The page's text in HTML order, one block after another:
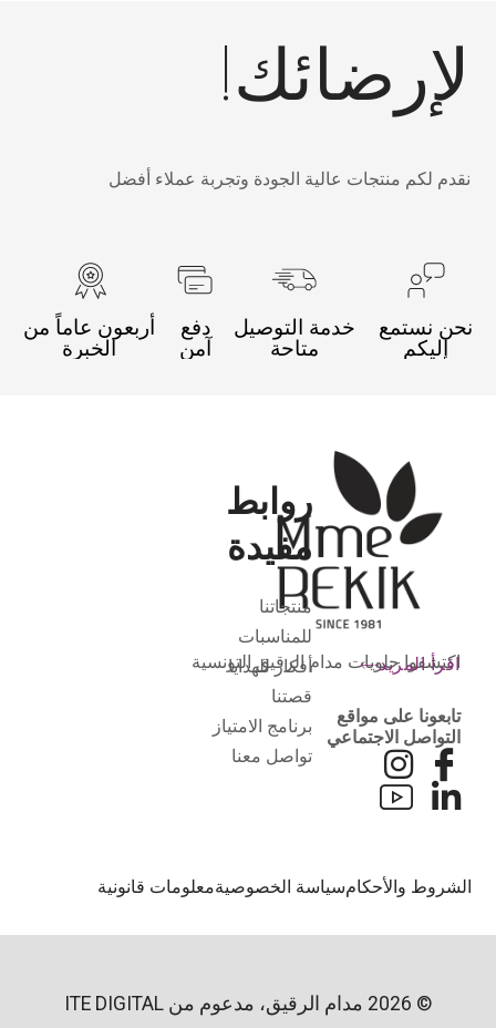
لكم منتجات عالية الجودة وتجربة عملاء أفضل
نستمع
إليكم
خدمة التوصيل
متاحة
دفع
آمن
أربعون عاماً من
الخبرة
اكتشفوا حلويات مدام الرقيق التونسية
اقرأ المزيد
تابعونا على مواقع
التواصل الاجتماعي
روابط
مفيدة
منتجاتنا
للمناسبات
أفكار للهدايا
قصتنا
برنامج الامتياز
تواصل معنا
والأحكامسياسة الخصوصيةمعلومات قانونية
ITE DIGITAL